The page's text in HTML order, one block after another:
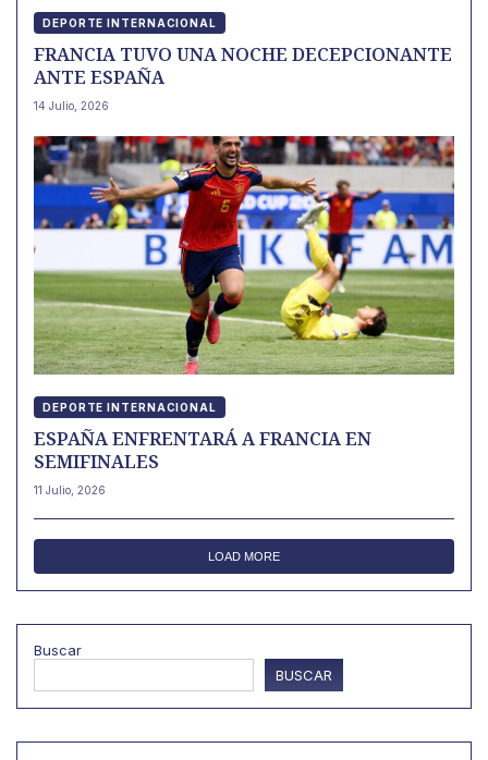
DEPORTE INTERNACIONAL
FRANCIA TUVO UNA NOCHE DECEPCIONANTE
ANTE ESPAÑA
14 Julio, 2026
DEPORTE INTERNACIONAL
ESPAÑA ENFRENTARÁ A FRANCIA EN
SEMIFINALES
11 Julio, 2026
LOAD MORE
Buscar
BUSCAR